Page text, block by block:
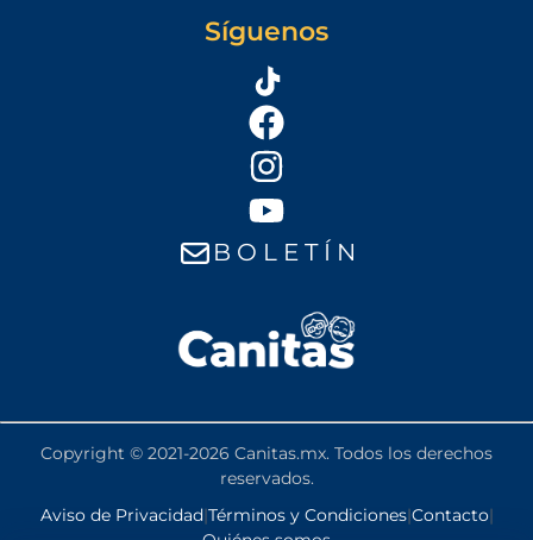
Síguenos
B O L E T Í N
Copyright © 2021-2026 Canitas.mx. Todos los derechos
reservados.
Aviso de Privacidad|Términos y Condiciones|Contacto|